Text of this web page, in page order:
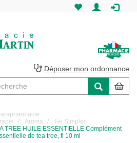
Martin
Pharmacie
Saint-
Martin
Déposer mon ordonnance
Aroma
He Simples
TREE HUILE ESSENTIELLE Complément
de tea tree, fl 10 ml